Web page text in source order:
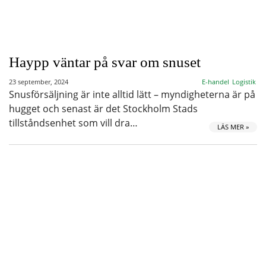
Haypp väntar på svar om snuset
23 september, 2024 E-handel Logistik
Snusförsäljning är inte alltid lätt – myndigheterna är på
hugget och senast är det Stockholm Stads
tillståndsenhet som vill dra…
LÄS MER »